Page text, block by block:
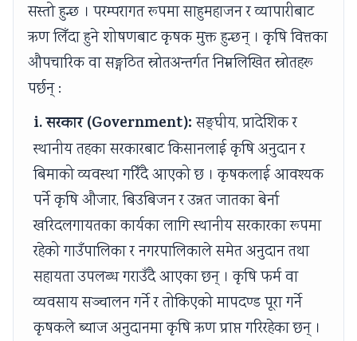
सस्तो हुन्छ । परम्परागत रूपमा साहुमहाजन र व्यापारीबाट
ऋण लिँदा हुने शोषणबाट कृषक मुक्त हुन्छन् । कृषि वित्तका
औपचारिक वा सङ्गठित स्रोतअन्तर्गत निम्नलिखित स्रोतहरू
पर्छन् :
i. सरकार (Government):सङ्घीय, प्रादेशिक र
स्थानीय तहका सरकारबाट किसानलाई कृषि अनुदान र
बिमाको व्यवस्था गरिँदै आएको छ । कृषकलाई आवश्यक
पर्ने कृषि औजार, बिउबिजन र उन्नत जातका बेर्ना
खरिदलगायतका कार्यका लागि स्थानीय सरकारका रूपमा
रहेको गाउँपालिका र नगरपालिकाले समेत अनुदान तथा
सहायता उपलब्ध गराउँदै आएका छन् । कृषि फर्म वा
व्यवसाय सञ्चालन गर्ने र तोकिएको मापदण्ड पूरा गर्ने
कृषकले ब्याज अनुदानमा कृषि ऋण प्राप्त गरिरहेका छन् ।